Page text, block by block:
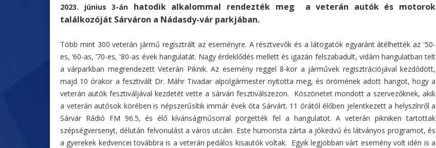
2023. június 3-án hatodik alkalommal rendezték meg a veterán autók és motorok
találkozóját Sárváron a Nádasdy-vár parkjában.
Több mint 300 veterán jármű regisztrált az eseményre. A résztvevők és a látogatók egyaránt átélhették az '50-
es, ‘60-as, ‘70-es, '80-as évek hangulatát. Nagy érdeklődés mellett és igazán felszabadult, vidám hangulatban telt
a várparkban megrendezett Veterán Piknik. Az esemény reggel 8-kor a járművek regisztrációjával kezdődött,
majd 10 órakor a fesztivált Dr. Máhr Tivadar alpolgármester nyitotta meg, és örömének adott hangot, hogy a
veterán autók fesztiváljával kezdetét vette a sárvári fesztiválszezon. Köszönetet mondott a szervezőknek, akik
a veterán autósok körében is népszerűsítik immár évek óta Sárvárt. 11 órától élőben jelentkezett a helyszínről a
Sárvár Rádió FM 96.5, és élő kívánságműsorral pörgették fel a hangulatot. A veterán pikniken tartottak
szépségversenyt, délután felvonulást a város utcáin. Este humorista zárta a jókedvű és látványos programot, és
a gyerekek kedvencei továbbra is a veterán pedálos kisautók voltak. Egyik legjobban várt esemény volt idén is a